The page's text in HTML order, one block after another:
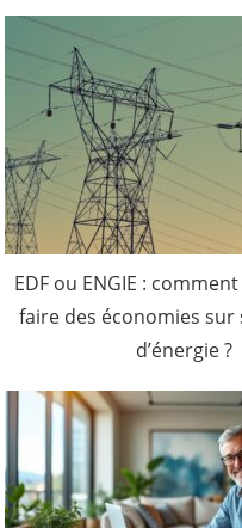
EDF ou ENGIE :
faire des économies sur
d’énergie ?